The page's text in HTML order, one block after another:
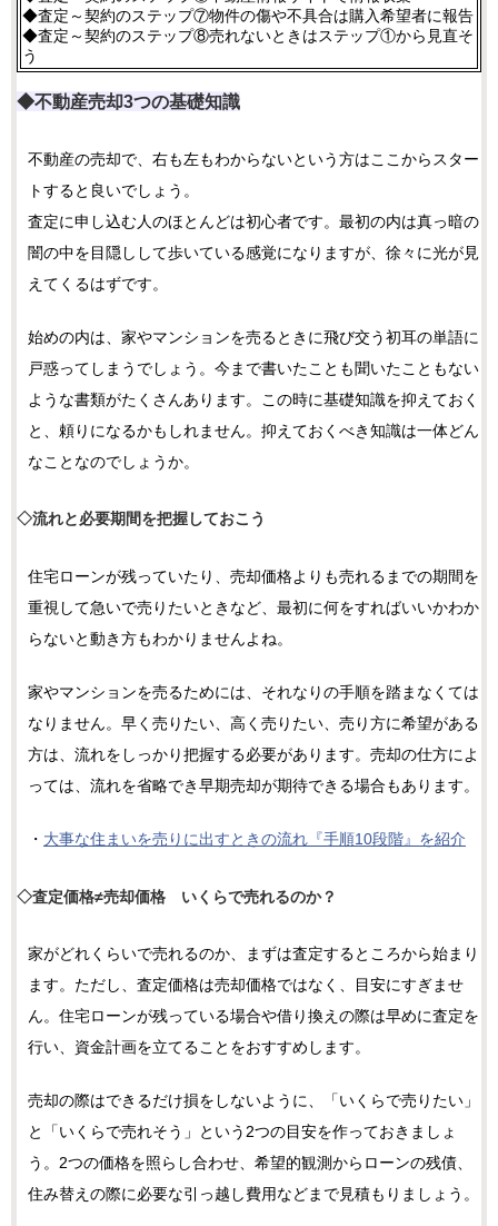
◆査定～契約のステップ⑦物件の傷や不具合は購入希望者に報告
◆査定～契約のステップ⑧売れないときはステップ①から見直そ
う
◆不動産売却3つの基礎知識
不動産の売却で、右も左もわからないという方はここからスター
トすると良いでしょう。
査定に申し込む人のほとんどは初心者です。最初の内は真っ暗の
闇の中を目隠しして歩いている感覚になりますが、徐々に光が見
えてくるはずです。
始めの内は、家やマンションを売るときに飛び交う初耳の単語に
戸惑ってしまうでしょう。今まで書いたことも聞いたこともない
ような書類がたくさんあります。この時に基礎知識を抑えておく
と、頼りになるかもしれません。抑えておくべき知識は一体どん
なことなのでしょうか。
◇流れと必要期間を把握しておこう
住宅ローンが残っていたり、売却価格よりも売れるまでの期間を
重視して急いで売りたいときなど、最初に何をすればいいかわか
らないと動き方もわかりませんよね。
家やマンションを売るためには、それなりの手順を踏まなくては
なりません。早く売りたい、高く売りたい、売り方に希望がある
方は、流れをしっかり把握する必要があります。売却の仕方によ
っては、流れを省略でき早期売却が期待できる場合もあります。
・ 大事な住まいを売りに出すときの流れ『手順10段階』を紹介
◇査定価格≠売却価格 いくらで売れるのか？
家がどれくらいで売れるのか、まずは査定するところから始まり
ます。ただし、査定価格は売却価格ではなく、目安にすぎませ
ん。住宅ローンが残っている場合や借り換えの際は早めに査定を
行い、資金計画を立てることをおすすめします。
売却の際はできるだけ損をしないように、「いくらで売りたい」
と「いくらで売れそう」という2つの目安を作っておきましょ
う。2つの価格を照らし合わせ、希望的観測からローンの残債、
住み替えの際に必要な引っ越し費用などまで見積もりましょう。